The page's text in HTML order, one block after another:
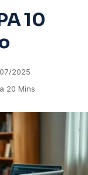
10
2025
20 Mins